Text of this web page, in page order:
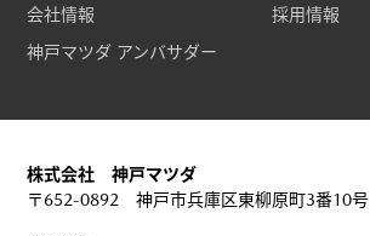
会社情報
採用情報
神戸マツダ アンバサダー
株式会社 神戸マツダ
〒652-0892 神戸市兵庫区東柳原町3番10号